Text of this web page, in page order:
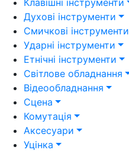
Духові інструменти
Смичкові інструменти
Ударні інструменти
Етнічні інструменти
Світлове обладнання
Відеообладнання
Сцена
Комутація
Аксесуари
Уцінка